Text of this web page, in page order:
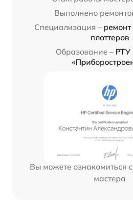
Выполнено
Специализация –
плоттеров
Образование –
Вы можете ознакомиться
мастера